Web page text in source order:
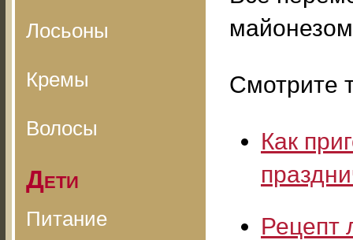
Лосьоны
Кремы
Волосы
Дети
Питание
Смотрите
Как
Рецепт